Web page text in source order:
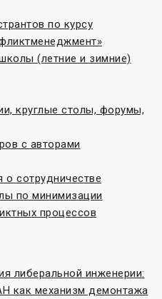
по курсу
(летние и зимние)
круглые столы, форумы,
с авторами
сотрудничестве
по минимизации
процессов
либеральной инженерии:
как механизм демонтажа